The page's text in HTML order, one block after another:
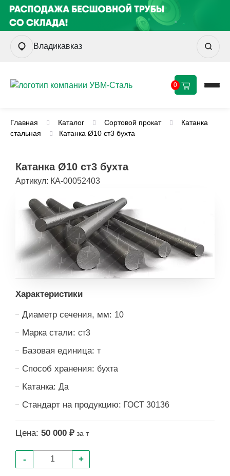
Владикавказ
0
Главная Каталог Сортовой прокат
Катанка
стальная
Катанка Ø10 ст3 бухта
Катанка Ø10 ст3 бухта
Артикул: КА-00052403
Характеристики
Диаметр сечения, мм: 10
Марка стали: ст3
Базовая единица: т
Способ хранения: бухта
Катанка: Да
Стандарт на продукцию: ГОСТ 30136
Цена: 50 000 ₽ за т
- +